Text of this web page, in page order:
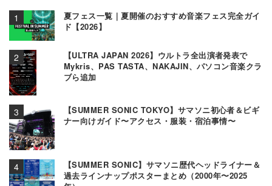
夏フェス一覧｜夏開催のおすすめ音楽フェス完全ガイ
ド【2026】
【ULTRA JAPAN 2026】ウルトラ全出演者発表で
Mykris、PAS TASTA、NAKAJIN、パソコン音楽クラ
ブら追加
【SUMMER SONIC TOKYO】サマソニ初心者＆ビギ
ナー向けガイド〜アクセス・服装・宿泊事情〜
【SUMMER SONIC】サマソニ歴代ヘッドライナー＆
過去ラインナップポスターまとめ（2000年〜2025